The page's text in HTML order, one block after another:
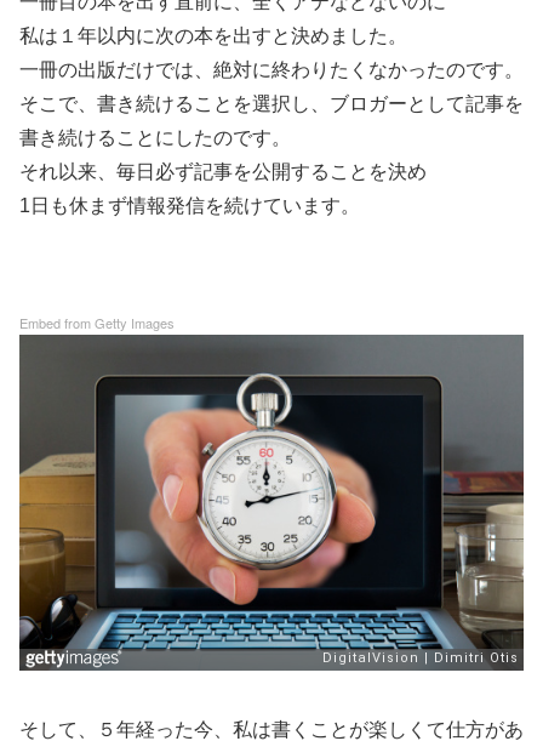
私は１年以内に次の本を出すと決めました。
一冊の出版だけでは、絶対に終わりたくなかったのです。
そこで、書き続けることを選択し、ブロガーとして記事を
書き続けることにしたのです。
それ以来、毎日必ず記事を公開することを決め
1日も休まず情報発信を続けています。
Embed from Getty Images
そして、５年経った今、私は書くことが楽しくて仕方があ